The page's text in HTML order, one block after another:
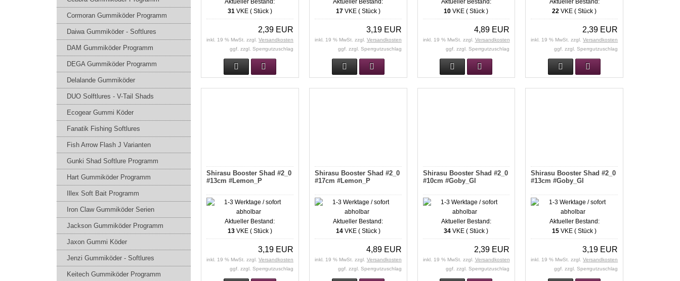
Aktueller Bestand:
31VKE ( Stück )
2,39 EUR
inkl. 19 % MwSt. zzgl. Versandkosten
ggf. zzgl. Sperrgutzuschlag
Aktueller Bestand:
17VKE ( Stück )
3,19 EUR
inkl. 19 % MwSt. zzgl. Versandkosten
ggf. zzgl. Sperrgutzuschlag
Aktueller Bestand:
10 VKE ( Stück )
4,89 EUR
inkl. 19 % MwSt. zzgl. Versandkosten
ggf. zzgl. Sperrgutzuschlag
Aktueller Bestand:
22 VKE ( Stück )
2,39 EUR
inkl. 19 % MwSt. zzgl.Versandkosten
ggf. zzgl. Sperrgutzuschlag
Shirasu Booster Shad #2_0
#13cm #Lemon_P
Aktueller Bestand:
13VKE ( Stück )
3,19 EUR
inkl. 19 % MwSt. zzgl. Versandkosten
ggf. zzgl. Sperrgutzuschlag
Shirasu Booster Shad #2_0
#17cm #Lemon_P
Aktueller Bestand:
14VKE ( Stück )
4,89 EUR
inkl. 19 % MwSt. zzgl. Versandkosten
ggf. zzgl. Sperrgutzuschlag
Shirasu Booster Shad #2_0
#10cm #Goby_Gl
Aktueller Bestand:
34 VKE ( Stück )
2,39 EUR
inkl. 19 % MwSt. zzgl. Versandkosten
ggf. zzgl. Sperrgutzuschlag
Shirasu Booster Shad #2_0
#13cm #Goby_Gl
Aktueller Bestand:
15 VKE ( Stück )
3,19 EUR
inkl. 19 % MwSt. zzgl.Versandkosten
ggf. zzgl. Sperrgutzuschlag
Cormoran Gummiköder Programm
Daiwa Gummiköder - Softlures
DAM Gummiköder Programm
DEGA Gummiköder Programm
Delalande Gummiköder
DUO Solftlures - V-Tail Shads
Ecogear Gummi Köder
Fanatik Fishing Softlures
Fish Arrow Flash J Varianten
Gunki Shad Softlure Programm
Hart Gummiköder Programm
Illex Soft Bait Programm
Iron Claw Gummiköder Serien
Jackson Gummiköder Programm
Jaxon Gummi Köder
Jenzi Gummiköder - Softlures
Keitech Gummiköder Programm